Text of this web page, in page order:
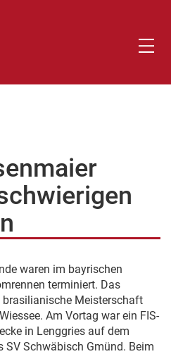
waren im bayrischen
terminiert. Das
Meisterschaft
Am Vortag war ein FIS-
in Lenggries auf dem
SV Schwäbisch Gmünd. Beim